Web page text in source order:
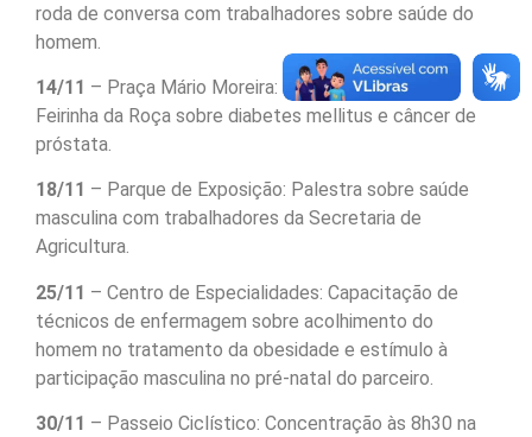
roda de conversa com trabalhadores sobre saúde do
homem.
14/11 – Praça Mário Moreira: Ação educativa na
Feirinha da Roça sobre diabetes mellitus e câncer de
próstata.
18/11 – Parque de Exposição: Palestra sobre saúde
masculina com trabalhadores da Secretaria de
Agricultura.
25/11 – Centro de Especialidades: Capacitação de
técnicos de enfermagem sobre acolhimento do
homem no tratamento da obesidade e estímulo à
participação masculina no pré-natal do parceiro.
30/11 – Passeio Ciclístico: Concentração às 8h30 na